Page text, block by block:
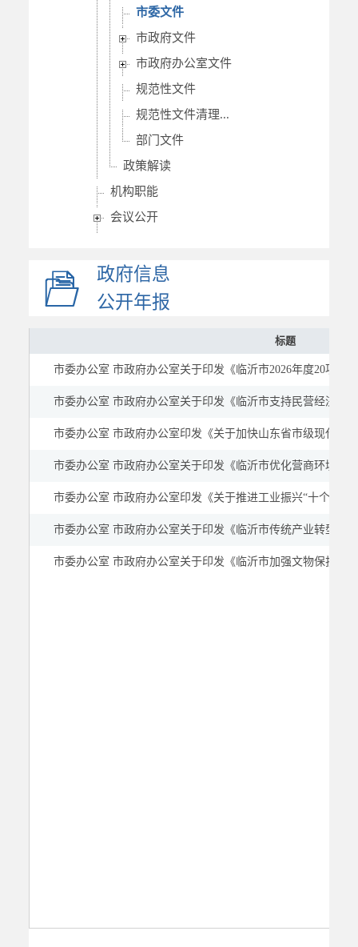
市委文件
市政府文件
市政府办公室文件
规范性文件
规范性文件清理...
部门文件
政策解读
机构职能
会议公开
人事信息
规划计划
财政信息
政府采购
行政权力
重要部署执行公开
重点领域
政府信息
公开年报
标题
市委办公室 市政府办公室关于印发《临沂市2026年度20项重
市委办公室 市政府办公室关于印发《临沂市支持民营经济高
市委办公室 市政府办公室印发《关于加快山东省市级现代水
市委办公室 市政府办公室关于印发《临沂市优化营商环境若
市委办公室 市政府办公室印发《关于推进工业振兴“十个一批
市委办公室 市政府办公室关于印发《临沂市传统产业转型升
市委办公室 市政府办公室关于印发《临沂市加强文物保护利